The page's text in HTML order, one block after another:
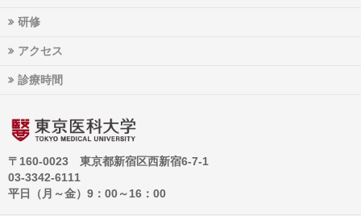
研修
アクセス
診療時間
〒160-0023 東京都新宿区西新宿6-7-1
03-3342-6111
平日（月～金）9：00～16：00